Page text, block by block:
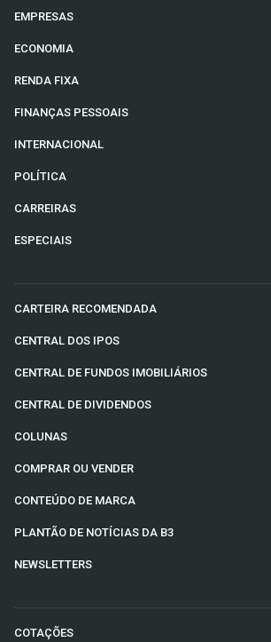
EMPRESAS
ECONOMIA
RENDA FIXA
FINANÇAS PESSOAIS
INTERNACIONAL
POLÍTICA
CARREIRAS
ESPECIAIS
CARTEIRA RECOMENDADA
CENTRAL DOS IPOS
CENTRAL DE FUNDOS IMOBILIÁRIOS
CENTRAL DE DIVIDENDOS
COLUNAS
COMPRAR OU VENDER
CONTEÚDO DE MARCA
PLANTÃO DE NOTÍCIAS DA B3
NEWSLETTERS
COTAÇÕES